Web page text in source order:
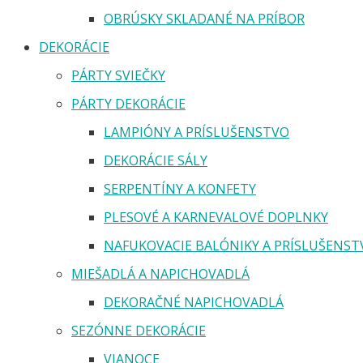
OBRÚSKY SKLADANÉ NA PRÍBOR
DEKORÁCIE
PÁRTY SVIEČKY
PÁRTY DEKORÁCIE
LAMPIÓNY A PRÍSLUŠENSTVO
DEKORÁCIE SÁLY
SERPENTÍNY A KONFETY
PLESOVÉ A KARNEVALOVÉ DOPLNKY
NAFUKOVACIE BALÓNIKY A
MIEŠADLÁ A NAPICHOVADLÁ
DEKORAČNÉ NAPICHOVADLÁ
SEZÓNNE DEKORÁCIE
VIANOCE